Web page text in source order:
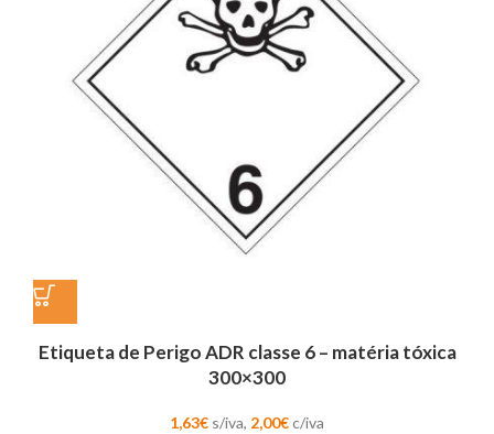
Etiqueta de Perigo ADR classe 6 – matéria tóxica
300×300
1,63€ s/iva, 2,00€c/iva